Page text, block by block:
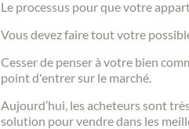
Le processus pour que votre
Vous devez faire tout votre
Cesser de penser à votre bien
point d'entrer sur le marché.
Aujourd’hui, les acheteurs sont
solution pour vendre dans les